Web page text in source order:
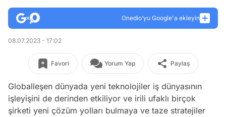
Onedio’yu Google'a ekleyin
08.07.2023 - 17:02
Favori Yorum Yap Paylaş
Globalleşen dünyada yeni teknolojiler iş dünyasının
işleyişini de derinden etkiliyor ve irili ufaklı birçok
şirketi yeni çözüm yolları bulmaya ve taze stratejiler